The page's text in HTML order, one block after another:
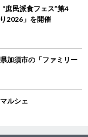
庶民派食フェス”第4
2026」を開催
加須市の「ファミリー
ルシェ